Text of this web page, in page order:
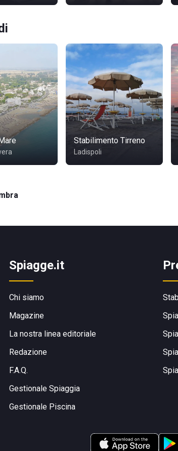
Stabilimento Tirreno
Ladispoli
Spiagge.it
Chi siamo
Magazine
La nostra linea editoriale
Redazione
F.A.Q.
Gestionale Spiaggia
Gestionale Piscina